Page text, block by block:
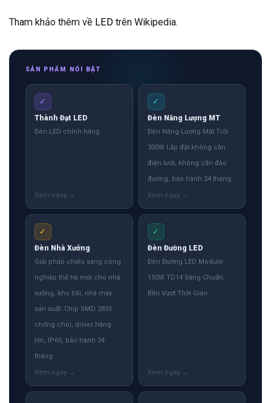
Tham khảo thêm về LED trên Wikipedia.
SẢN PHẨM NỔI BẬT
✓
Thành Đạt LED
Đèn LED chính hãng
✓
Đèn Năng Lượng MT
Đèn Năng Lượng Mặt Trời
300W Lắp đặt không cần
điện lưới, không cần đào
đường, bảo hành 24 tháng.
✓
Đèn Nhà Xưởng
Giải pháp chiếu sáng công
nghiệp thế hệ mới cho nhà
xưởng, kho bãi, nhà máy
sản xuất. Chip SMD 2835
chống chói, driver hãng
lớn, IP65, bảo hành 24
tháng.
✓
Đèn Đường LED
Đèn Đường LED Module
150W TD14 Sáng Chuẩn,
Bền Vượt Thời Gian